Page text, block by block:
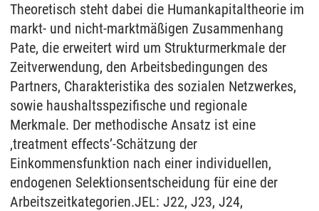
Theoretisch steht dabei die Humankapitaltheorie im
markt- und nicht-marktmäßigen Zusammenhang
Pate, die erweitert wird um Strukturmerkmale der
Zeitverwendung, den Arbeitsbedingungen des
Partners, Charakteristika des sozialen Netzwerkes,
sowie haushaltsspezifische und regionale
Merkmale. Der methodische Ansatz ist eine
‚treatment effects’-Schätzung der
Einkommensfunktion nach einer individuellen,
endogenen Selektionsentscheidung für eine der
Arbeitszeitkategorien.JEL: J22, J23, J24,